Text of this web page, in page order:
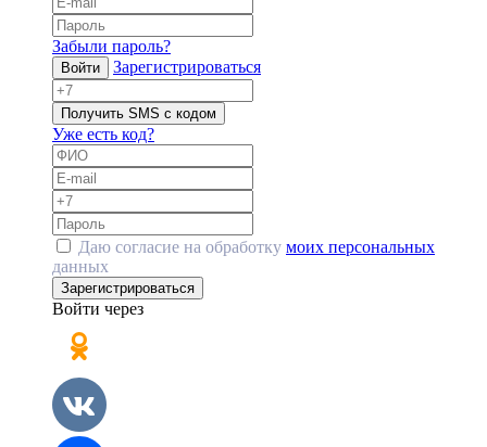
Забыли пароль?
Войти Зарегистрироваться
Получить SMS с кодом
Уже есть код?
Даю согласие на обработку моих персональных
данных
Зарегистрироваться
Войти через